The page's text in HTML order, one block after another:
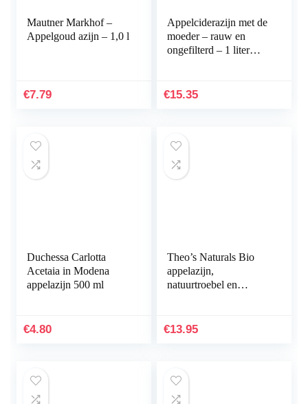
Mautner Markhof –
Appelgoud azijn – 1,0 l
€7.79
Appelciderazijn met de
moeder – rauw en
ongefilterd – 1 liter
€15.35
Duchessa Carlotta
Acetaia in Modena
appelazijn 500 ml
€4.80
Theo’s Naturals Bio
appelazijn,
natuurtroebel en
(500 ml)
€13.95